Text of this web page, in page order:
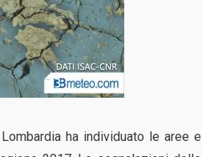
ha individuato le aree e